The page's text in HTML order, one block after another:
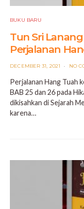
BUKU BARU
Tun Sri
Perjalanan
POSTED
DECEMBER 31, 2021 NO
Perjalanan Hang Tuah
BAB 25 dan 26 pada
dikisahkan di Sejarah
karena…